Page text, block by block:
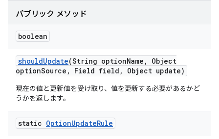
パブリック メソッド
boolean
shouldUpdate(String optionName ,
Object
optionSource , Field field , Object update)
現在の値と更新値を受け取り、値を更新する必要があるかど
うかを返します。
static OptionUpdateRule